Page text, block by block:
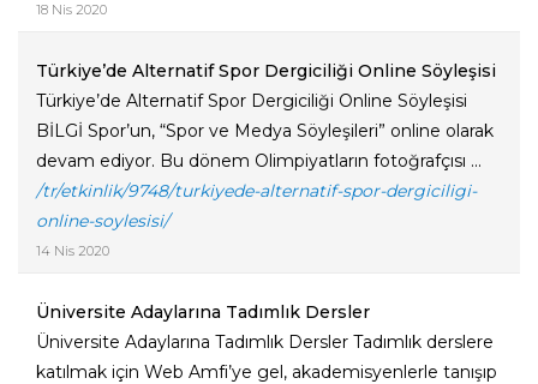
18 Nis 2020
Türkiye’de Alternatif Spor Dergiciliği Online Söyleşisi
Türkiye’de Alternatif Spor Dergiciliği Online Söyleşisi
BİLGİ Spor’un, “Spor ve Medya Söyleşileri” online olarak
devam ediyor. Bu dönem Olimpiyatların fotoğrafçısı ...
/tr/etkinlik/9748/turkiyede-alternatif-spor-dergiciligi-
online-soylesisi/
14 Nis 2020
Üniversite Adaylarına Tadımlık Dersler
Üniversite Adaylarına Tadımlık Dersler Tadımlık derslere
katılmak için Web Amfi’ye gel, akademisyenlerle tanışıp